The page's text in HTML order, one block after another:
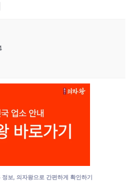
정보, 의자왕으로 간편하게 확인하기